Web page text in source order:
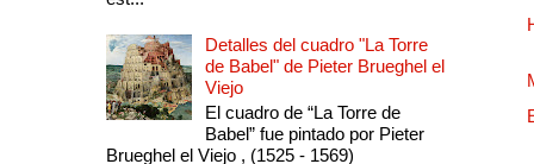
Detalles del cuadro "La Torre
de Babel" de Pieter Brueghel el
Viejo
El cuadro de “La Torre de
Babel” fue pintado por Pieter
Brueghel el Viejo , (1525 - 1569)